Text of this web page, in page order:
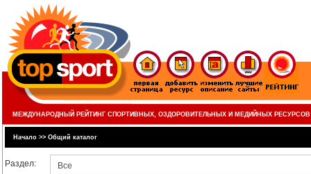
МЕЖДУНАРОДНЫЙ РЕЙТИНГ СПОРТИВНЫХ, ОЗДОРОВИТЕЛЬНЫХ И МЕДИЙНЫХ РЕСУРСОВ
Начало >> Общий каталог
Раздел: Все